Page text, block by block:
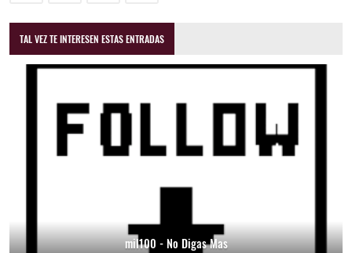
TAL VEZ TE INTERESEN ESTAS ENTRADAS
mil100 - No Digas Mas